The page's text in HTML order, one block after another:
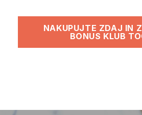
NAKUPUJTE ZDAJ IN
BONUS KLUB